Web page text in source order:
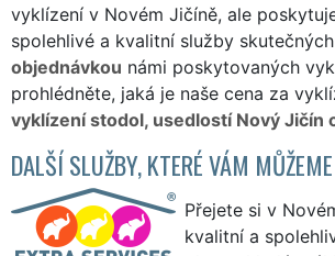
vyklízení v Novém Jičíně, ale
spolehlivé a kvalitní služby
objednávkou námi poskytovaných
prohlédněte, jaká je naše cena za
vyklízení stodol, usedlostí Nový Jičín
DALŠÍ SLUŽBY, KTERÉ VÁM
Přejete si v
kvalitní a